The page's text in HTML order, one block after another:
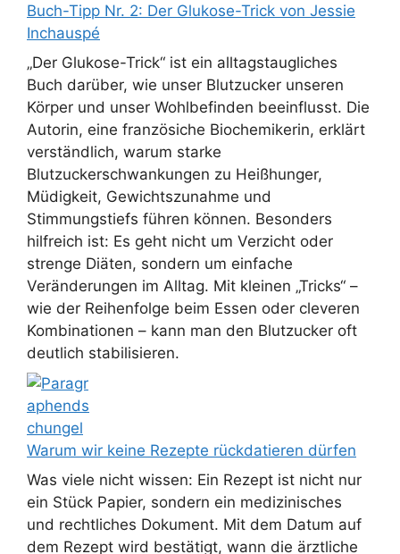
Buch-Tipp Nr. 2: Der Glukose-Trick von Jessie
Inchauspé
„Der Glukose-Trick“ ist ein alltagstaugliches
Buch darüber, wie unser Blutzucker unseren
Körper und unser Wohlbefinden beeinflusst. Die
Autorin, eine französiche Biochemikerin, erklärt
verständlich, warum starke
Blutzuckerschwankungen zu Heißhunger,
Müdigkeit, Gewichtszunahme und
Stimmungstiefs führen können. Besonders
hilfreich ist: Es geht nicht um Verzicht oder
strenge Diäten, sondern um einfache
Veränderungen im Alltag. Mit kleinen „Tricks“ –
wie der Reihenfolge beim Essen oder cleveren
Kombinationen – kann man den Blutzucker oft
deutlich stabilisieren.
Warum wir keine Rezepte rückdatieren dürfen
Was viele nicht wissen: Ein Rezept ist nicht nur
ein Stück Papier, sondern ein medizinisches
und rechtliches Dokument. Mit dem Datum auf
dem Rezept wird bestätigt, wann die ärztliche